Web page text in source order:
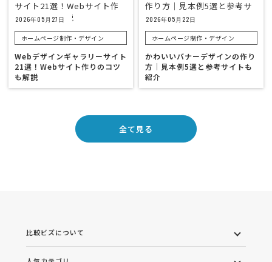
2026年05月27日
ホームページ制作・デザイン
Webデザインギャラリーサイト
21選！Webサイト作りのコツ
も解説
2026年05月22日
ホームページ制作・デザイン
かわいいバナーデザインの作り
方｜見本例5選と参考サイトも
紹介
全て見る
比較ビズについて